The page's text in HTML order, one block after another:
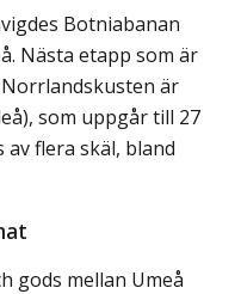
Botniabanan
Nästa etapp som är
är
som uppgår till 27
flera skäl, bland
gods mellan Umeå